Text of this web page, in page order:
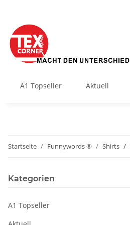
A1 Topseller Aktuell
Startseite Funnywords ® Shirts
Kategorien
A1 Topseller